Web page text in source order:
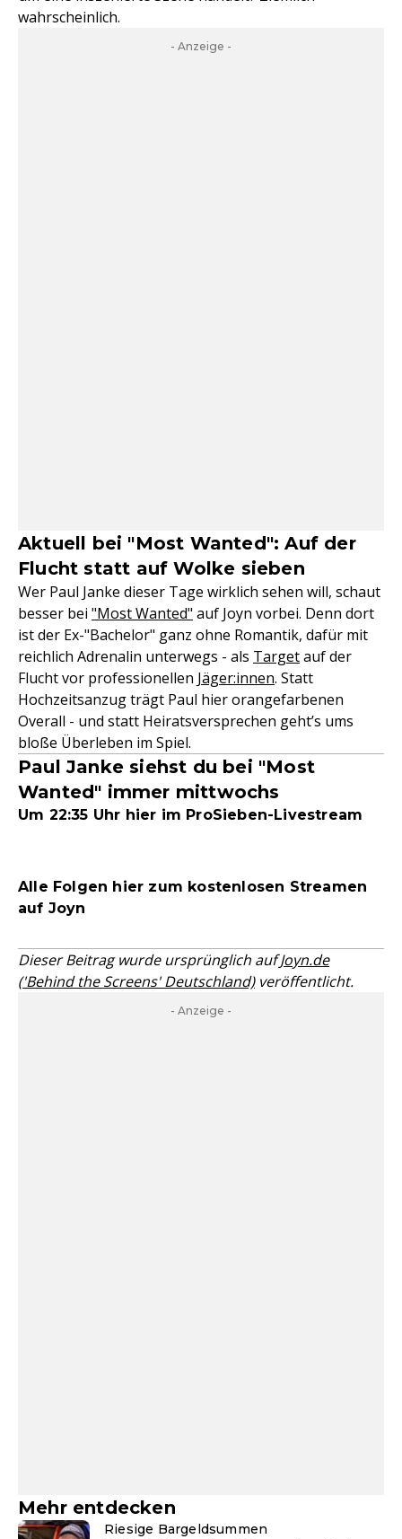
wahrscheinlich.
- Anzeige -
Aktuell bei "Most Wanted": Auf der
Flucht statt auf Wolke sieben
Wer Paul Janke dieser Tage wirklich sehen will, schaut
besser bei "Most Wanted" auf Joyn vorbei. Denn dort
ist der Ex-"Bachelor" ganz ohne Romantik, dafür mit
reichlich Adrenalin unterwegs - als Targetauf der
Flucht vor professionellen Jäger:innen. Statt
Hochzeitsanzug trägt Paul hier orangefarbenen
Overall - und statt Heiratsversprechen geht’s ums
bloße Überleben im Spiel.
Paul Janke siehst du bei "Most
Wanted" immer mittwochs
Um 22:35 Uhr hier im ProSieben-Livestream
Alle Folgen hier zum kostenlosen Streamen
auf Joyn
Dieser Beitrag wurde ursprünglich aufJoyn.de
('Behind the Screens' Deutschland)veröffentlicht.
- Anzeige -
Mehr entdecken
Riesige Bargeldsummen